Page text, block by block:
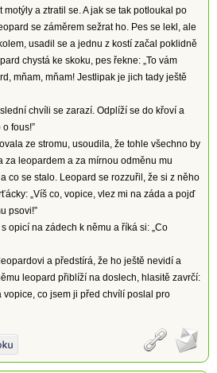
a ztratil se. A jak se tak potloukal po
se záměrem sežrat ho. Pes se lekl, ale
usadil se a jednu z kostí začal poklidně
chystá ke skoku, pes řekne: „To vám
mňam, mňam! Jestlipak je jich tady ještě
chvíli se zarazí. Odplíží se do křoví a
fous!”
ze stromu, usoudila, že tohle všechno by
za leopardem a za mírnou odměnu mu
co se stalo. Leopard se rozzuřil, že si z něho
„Víš co, vopice, vlez mi na záda a pojď
psovi!”
opicí na zádech k němu a říká si: „Co
a předstírá, že ho ještě nevidí a
leopard přiblíží na doslech, hlasitě zavrčí:
vopice, co jsem ji před chvílí poslal pro